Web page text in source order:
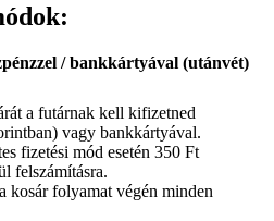
/ bankkártyával (utánvét)
a futárnak kell kifizetned
vagy bankkártyával.
fizetési mód esetén 350 Ft
felszámításra.
kosár folyamat végén minden